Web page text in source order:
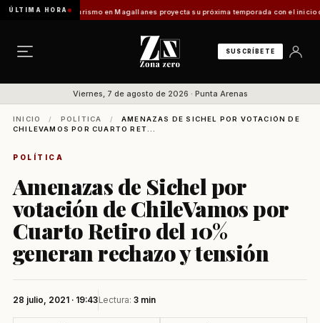
ÚLTIMA HORA
Vladilo] Turismo en Magallanes proyecta su próxima temporada con el inicio de
SUSCRÍBETE
Viernes, 7 de agosto de 2026 · Punta Arenas
INICIO / POLÍTICA /
AMENAZAS DE SICHEL POR VOTACIÓN DE
CHILEVAMOS POR CUARTO RET...
POLÍTICA
Amenazas de Sichel por
votación de ChileVamos por
Cuarto Retiro del 10%
generan rechazo y tensión
28 julio, 2021 · 19:43Lectura: 3 min